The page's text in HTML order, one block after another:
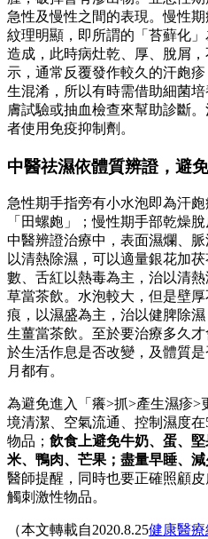
急性及慢性之間的表現。慢性
紋理明顯，即所謂的「苔蘚化
造成，此時病灶乾、厚、脫屑
示，通常反覆發作較久的汗皰
生混淆，所以有時需借助細菌
膚試驗或抽血檢查來幫助診斷
者使用免疫抑制劑。
中醫祛濕依體質辨證，避
急性期手指旁有小水泡即為汗
「田螺皰」；慢性期手部乾燥
中醫辨證治療中，表面濕爛、
以清熱除濕，可以適量銀花加
數、舌紅以熱毒為主，治以清
草當茶飲。水泡較大，但是壁
痕，以濕盛為主，治以健脾除
生薑當茶飲。至於要治療多久
於生活作息是否改變，及體質
月都有。
為避免進入「癢>抓>產生濕疹>
境清潔、空氣流通、控制濕度
物品； 飲食上避免牛奶、蛋、
米、鴨肉、芒果；盡量早睡、減
醫師提醒，同時也要正確照顧
觸刺激性物品。
（本文轉載自2020.8.25健康醫療